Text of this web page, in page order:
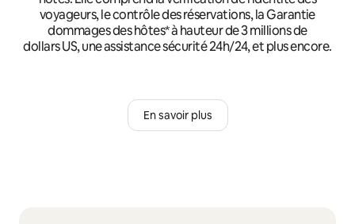
voyageurs, le contrôle des réservations, la Garantie
dommages des hôtes* à hauteur de 3 millions de
dollars US, une assistance sécurité 24h/24, et plus encore.
En savoir plus